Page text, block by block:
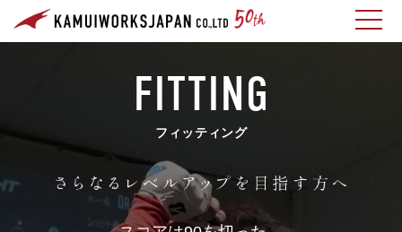
FITTING
フィッティング